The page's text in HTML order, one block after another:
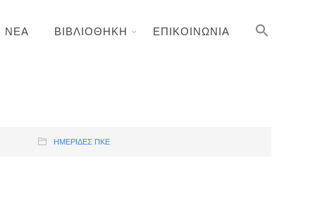
ΝΕΑ ΒΙΒΛΙΟΘΗΚΗ ΕΠΙΚΟΙΝΩΝΙΑ
ΗΜΕΡΊΔΕΣ ΠΚΕ